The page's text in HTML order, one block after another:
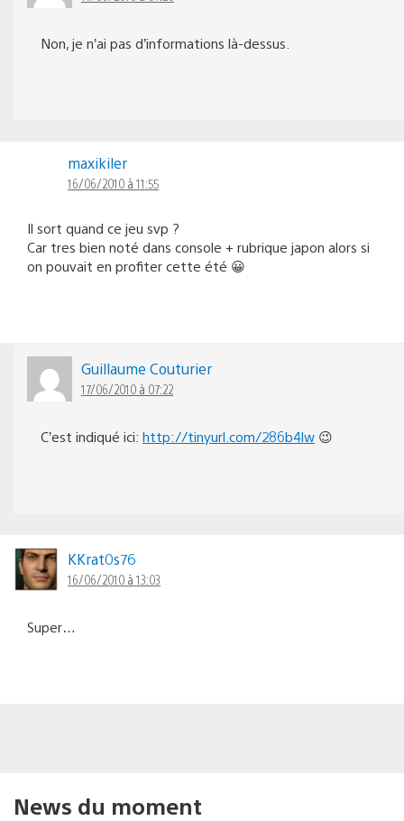
Non, je n’ai pas d’informations là-dessus.
maxikiler
16/06/2010 à 11:55
Il sort quand ce jeu svp ?
Car tres bien noté dans console + rubrique japon alors si
on pouvait en profiter cette été 😀
Guillaume Couturier
17/06/2010 à 07:22
C’est indiqué ici: http://tinyurl.com/286b4lw 😉
KKrat0s76
16/06/2010 à 13:03
Super…
News du moment